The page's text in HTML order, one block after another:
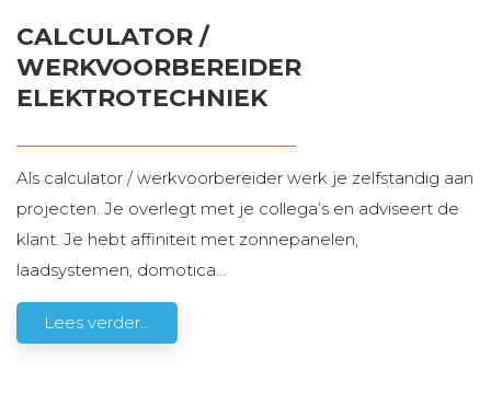
Tarieven
Contact
CALCULATOR /
WERKVOORBEREIDER
ELEKTROTECHNIEK
Als calculator / werkvoorbereider werk je zelfstandig aan
projecten. Je overlegt met je collega’s en adviseert de
klant. Je hebt affiniteit met zonnepanelen,
laadsystemen, domotica…
Lees verder...